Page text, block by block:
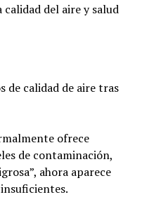
del aire y salud
de calidad de aire tras
ofrece
de contaminación,
ahora aparece